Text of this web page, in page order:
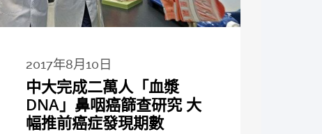
2017年8月10日
中大完成二萬人「血漿
DNA」鼻咽癌篩查研究 大
幅推前癌症發現期數